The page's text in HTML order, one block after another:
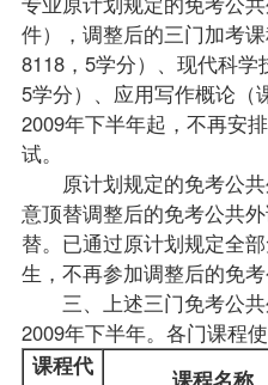
件），调整后的三门加考
8118，5学分）、现代科学
5学分）、应用写作概论（
2009年下半年起，不再安
试。
原计划规定的免考公共
意顶替调整后的免考公共
替。已通过原计划规定全
生，不再参加调整后的免
三、上述三门免考公共
2009年下半年。各门课程
课程代
课程名称